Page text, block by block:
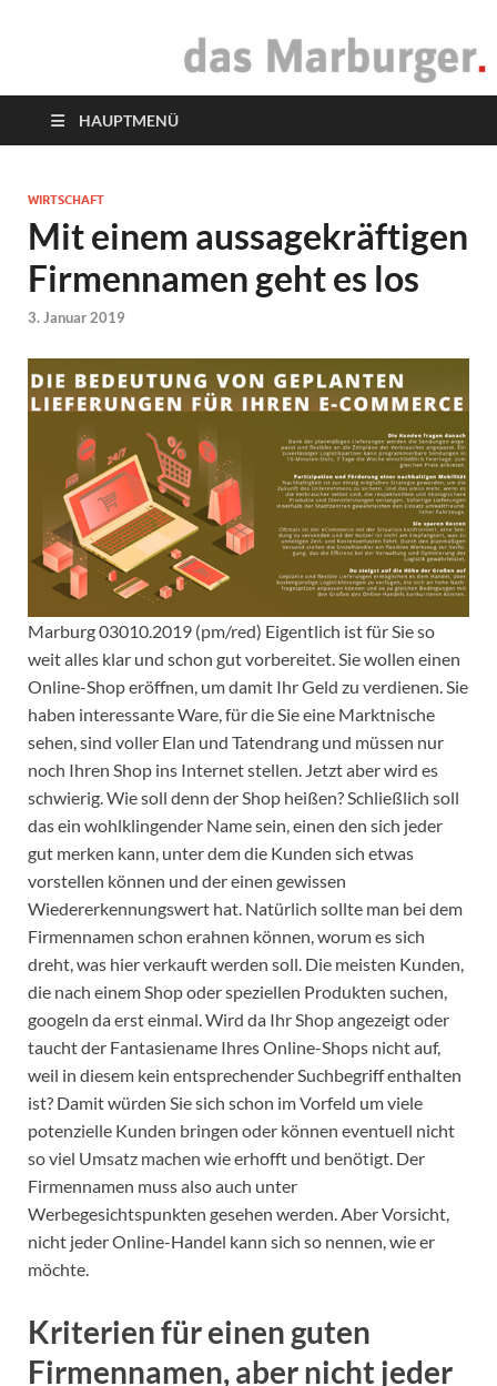
das Marburger.
HAUPTMENÜ
WIRTSCHAFT
Mit einem aussagekräftigen
Firmennamen geht es los
3. Januar 2019
Marburg 03010.2019 (pm/red) Eigentlich ist für Sie so
weit alles klar und schon gut vorbereitet. Sie wollen einen
Online-Shop eröffnen, um damit Ihr Geld zu verdienen. Sie
haben interessante Ware, für die Sie eine Marktnische
sehen, sind voller Elan und Tatendrang und müssen nur
noch Ihren Shop ins Internet stellen. Jetzt aber wird es
schwierig. Wie soll denn der Shop heißen? Schließlich soll
das ein wohlklingender Name sein, einen den sich jeder
gut merken kann, unter dem die Kunden sich etwas
vorstellen können und der einen gewissen
Wiedererkennungswert hat. Natürlich sollte man bei dem
Firmennamen schon erahnen können, worum es sich
dreht, was hier verkauft werden soll. Die meisten Kunden,
die nach einem Shop oder speziellen Produkten suchen,
googeln da erst einmal. Wird da Ihr Shop angezeigt oder
taucht der Fantasiename Ihres Online-Shops nicht auf,
weil in diesem kein entsprechender Suchbegriff enthalten
ist? Damit würden Sie sich schon im Vorfeld um viele
potenzielle Kunden bringen oder können eventuell nicht
so viel Umsatz machen wie erhofft und benötigt. Der
Firmennamen muss also auch unter
Werbegesichtspunkten gesehen werden. Aber Vorsicht,
nicht jeder Online-Handel kann sich so nennen, wie er
möchte.
Kriterien für einen guten
Firmennamen, aber nicht jeder